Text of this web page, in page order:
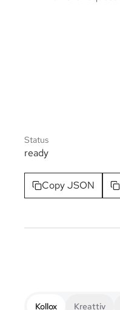
Status
ready
Copy JSON
Kollox Kreattiv